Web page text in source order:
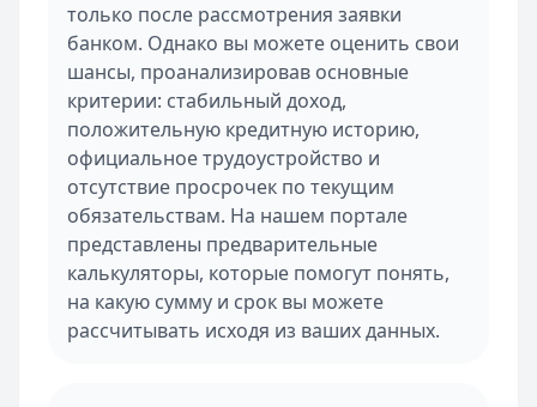
только после рассмотрения заявки
банком. Однако вы можете оценить свои
шансы, проанализировав основные
критерии: стабильный доход,
положительную кредитную историю,
официальное трудоустройство и
отсутствие просрочек по текущим
обязательствам. На нашем портале
представлены предварительные
калькуляторы, которые помогут понять,
на какую сумму и срок вы можете
рассчитывать исходя из ваших данных.